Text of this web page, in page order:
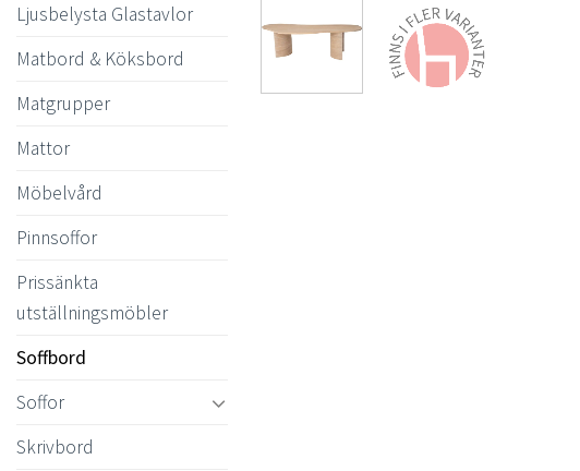
Ljusbelysta Glastavlor
Matbord & Köksbord
Matgrupper
Mattor
Möbelvård
Pinnsoffor
Prissänkta
utställningsmöbler
Soffbord
Soffor
Skrivbord